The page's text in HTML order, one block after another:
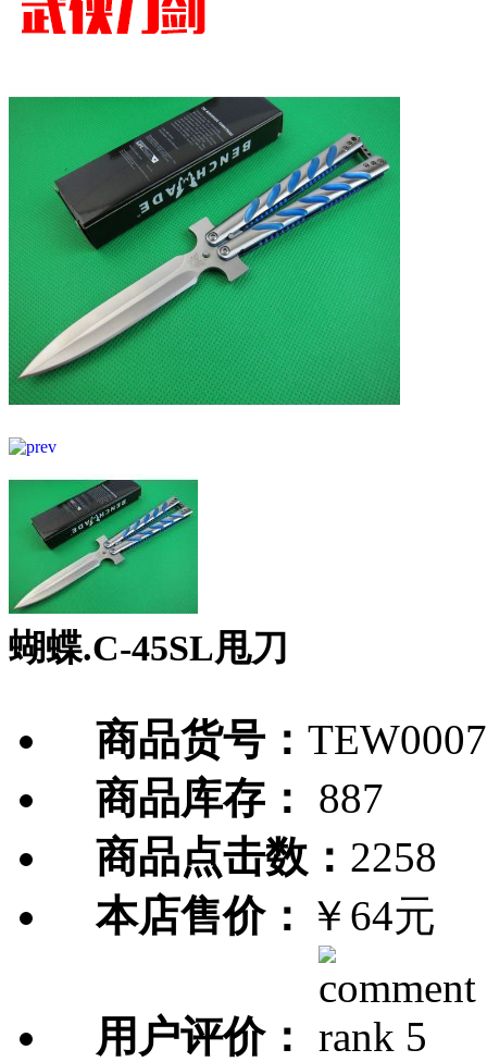
蝴蝶.C-45SL甩刀
商品货号：
商品库存：
887
商品点击数： 2258
本店售价： ￥64元
用户评价：